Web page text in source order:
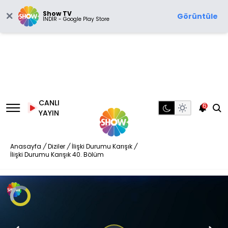
Show TV
İNDİR - Google Play Store Görüntüle
CANLI
YAYIN
6
Anasayfa / Diziler / İlişki Durumu Karışık /
İlişki Durumu Karışık 40. Bölüm
Video
Oynatıcısı